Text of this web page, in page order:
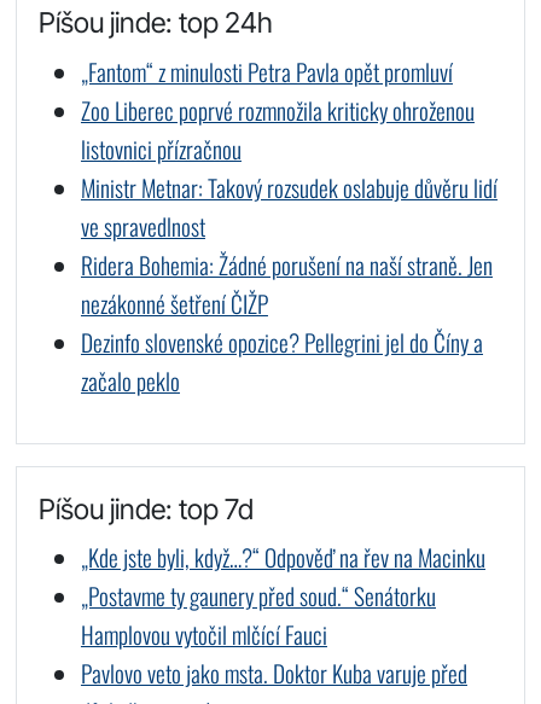
Píšou jinde: top 24h
„Fantom“ z minulosti Petra Pavla opět promluví
Zoo Liberec poprvé rozmnožila kriticky ohroženou
listovnici přízračnou
Ministr Metnar: Takový rozsudek oslabuje důvěru lidí
ve spravedlnost
Ridera Bohemia: Žádné porušení na naší straně. Jen
nezákonné šetření ČIŽP
Dezinfo slovenské opozice? Pellegrini jel do Číny a
začalo peklo
Píšou jinde: top 7d
„Kde jste byli, když…?“ Odpověď na řev na Macinku
„Postavme ty gaunery před soud.“ Senátorku
Hamplovou vytočil mlčící Fauci
Pavlovo veto jako msta. Doktor Kuba varuje před